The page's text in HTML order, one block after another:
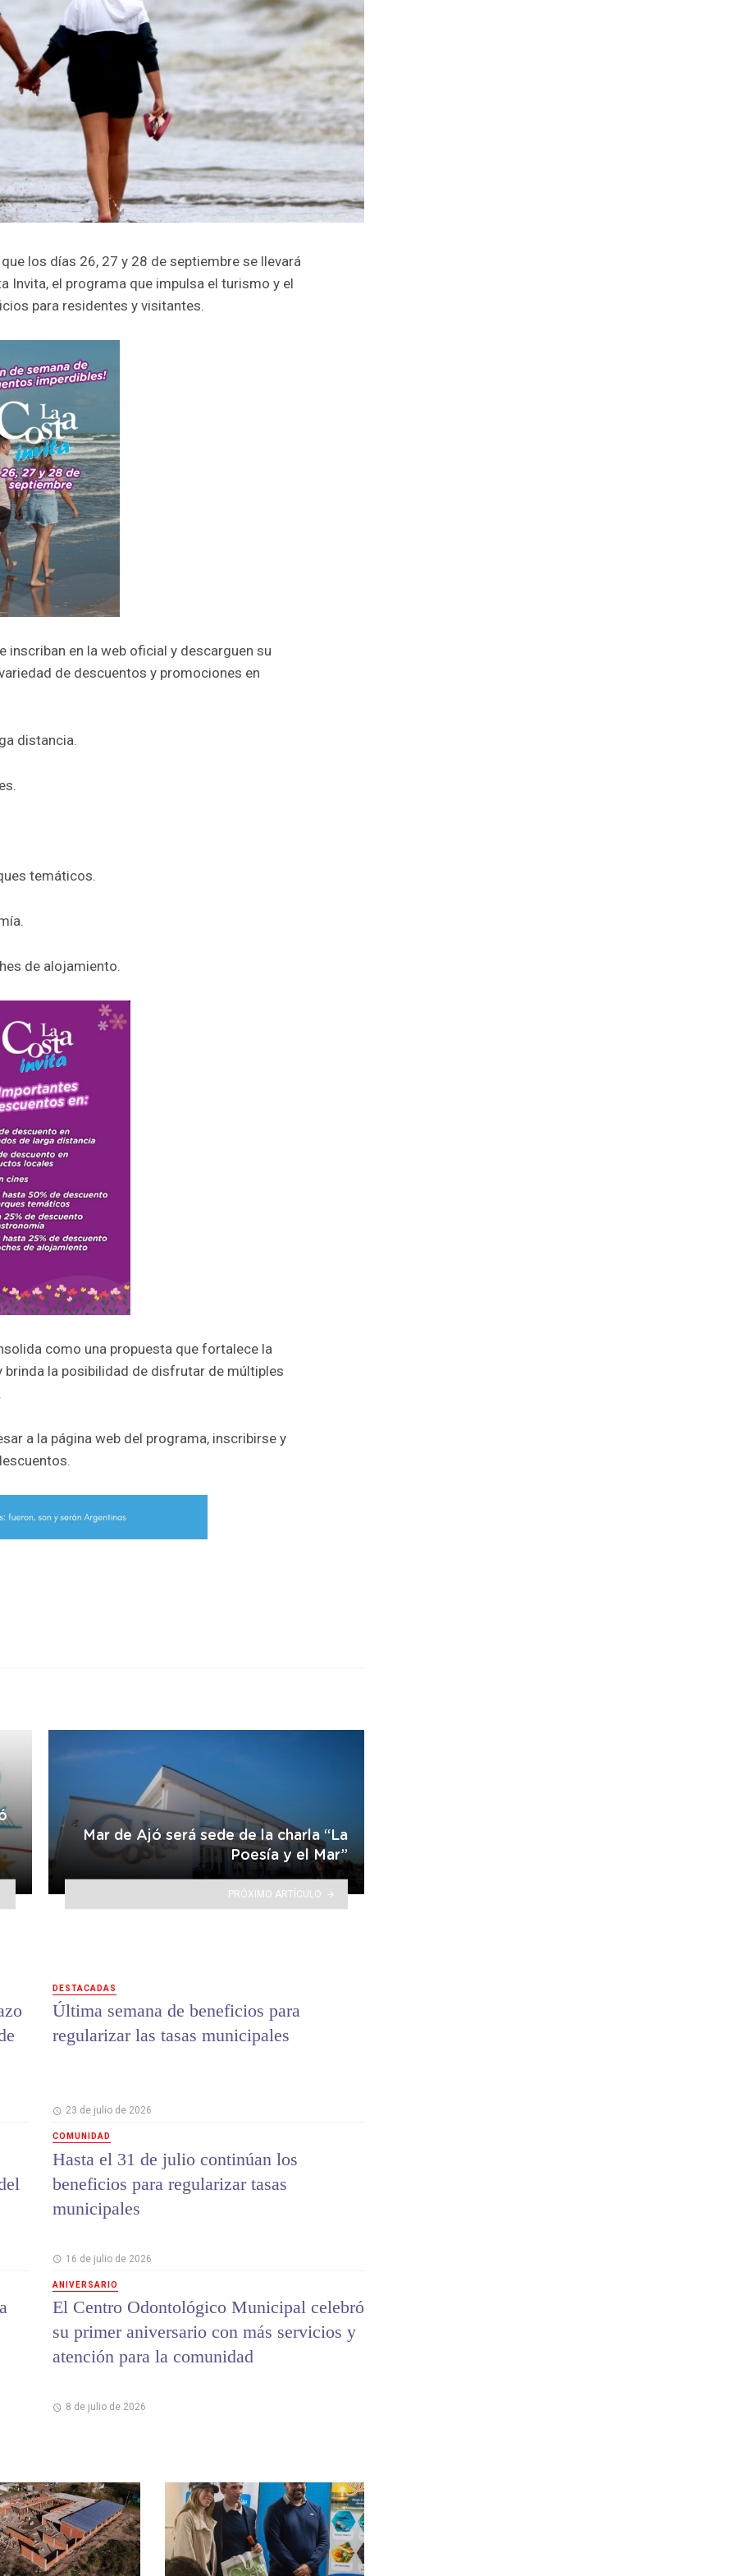
los días 26, 27 y 28 de septiembre se llevará
Invita, el programa que impulsa el turismo y el
para residentes y visitantes.
inscriban en la web oficial y descarguen su
de descuentos y promociones en
distancia.
temáticos.
de alojamiento.
como una propuesta que fortalece la
la posibilidad de disfrutar de múltiples
a la página web del programa, inscribirse y
Mar de Ajó será sede de la charla “La
Poesía y el Mar”
PRÓXIMO ARTÍCULO
DESTACADAS
Última semana de beneficios para
regularizar las tasas municipales
23 de julio de 2026
COMUNIDAD
Hasta el 31 de julio continúan los
beneficios para regularizar tasas
municipales
16 de julio de 2026
ANIVERSARIO
El Centro Odontológico Municipal celebró
su primer aniversario con más servicios y
atención para la comunidad
8 de julio de 2026